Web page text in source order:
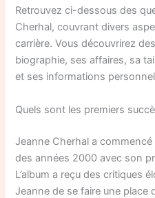
Retrouvez ci-dessous des
Cherhal, couvrant divers
carrière. Vous découvrirez
biographie, ses affaires, sa
et ses informations
Quels sont les premiers
Jeanne Cherhal a
des années 2000 avec son
L’album a reçu des critiques
Jeanne de se faire une place